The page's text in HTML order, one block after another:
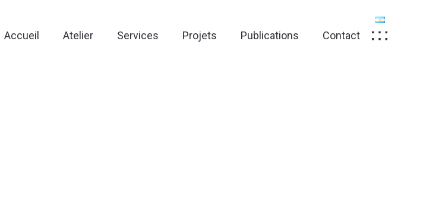
Accueil Atelier Services Projets Publications Contact